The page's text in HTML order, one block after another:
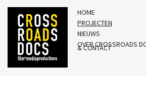
HOME
PROJECTEN
NIEUWS
OVER CROSSROADS
& CONTACT